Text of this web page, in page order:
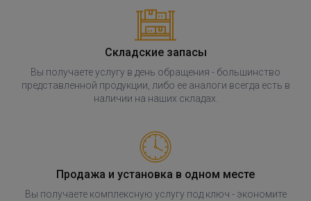
Складские запасы
Вы получаете услугу в день обращения - большинство
представленной продукции, либо ее аналоги всегда есть в
наличии на наших складах.
Продажа и установка в одном месте
Вы получаете комплексную услугу под ключ - экономите